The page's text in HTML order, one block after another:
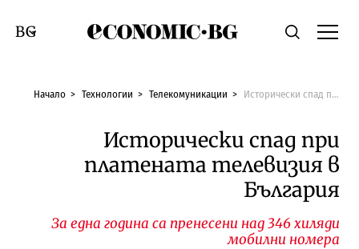
Economic.bgТърсене
Смяна на език
Начало Технологии Телекомуникации Исторически спад при платената телевизия в България
Исторически спад при
платената телевизия в
България
За една година са пренесени над 346 хиляди
мобилни номера